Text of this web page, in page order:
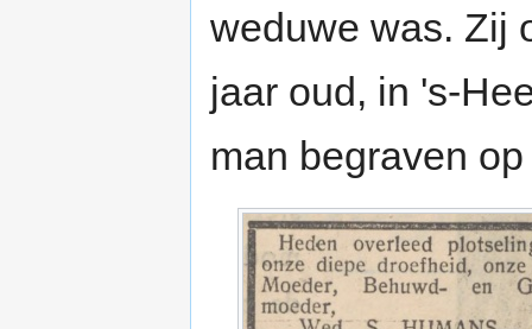
weduwe was. Zij
jaar oud, in 's-
man begraven